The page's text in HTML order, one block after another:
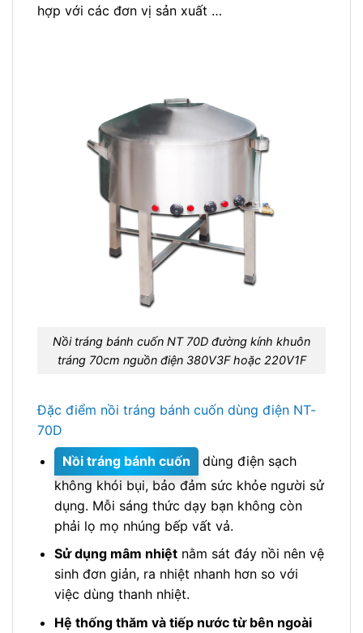
hợp với các đơn vị sản xuất …
Nồi tráng bánh cuốn NT 70D đường kính khuôn
tráng 70cm nguồn điện 380V3F hoặc 220V1F
Đặc điểm nồi tráng bánh cuốn dùng điện NT-
70D
Nồi tráng bánh cuốn
dùng điện sạch
không khói bụi, bảo đảm sức khỏe người sử
dụng. Mỗi sáng thức dạy bạn không còn
phải lọ mọ nhúng bếp vất vả.
Sử dụng mâm nhiệtnằm sát đáy nồi nên vệ
sinh đơn giản, ra nhiệt nhanh hơn so với
việc dùng thanh nhiệt.
Hệ thống thăm và tiếp nước từ bên ngoài